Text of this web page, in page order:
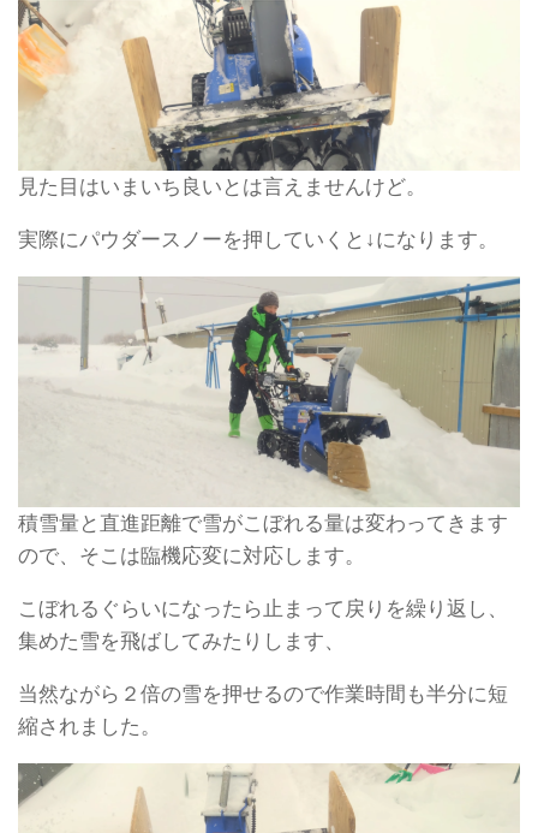
見た目はいまいち良いとは言えませんけど。
実際にパウダースノーを押していくと↓になります。
積雪量と直進距離で雪がこぼれる量は変わってきます
ので、そこは臨機応変に対応します。
こぼれるぐらいになったら止まって戻りを繰り返し、
集めた雪を飛ばしてみたりします、
当然ながら２倍の雪を押せるので作業時間も半分に短
縮されました。